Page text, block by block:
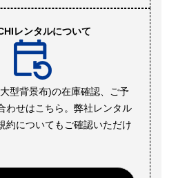
レンタルについて
型背景布)の在庫確認、ご予
わせはこちら。弊社レンタル
約についてもご確認いただけ